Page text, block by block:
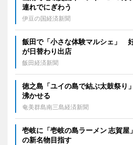
連れでにぎわう
伊豆の国経済新聞
飯田で「小さな体験マルシェ」
が日替わり出店
飯田経済新聞
徳之島「ユイの島で結ぶ太鼓祭
沸かせる
奄美群島南三島経済新聞
壱岐に「壱岐の島ラーメン 志賀
の新名物目指す